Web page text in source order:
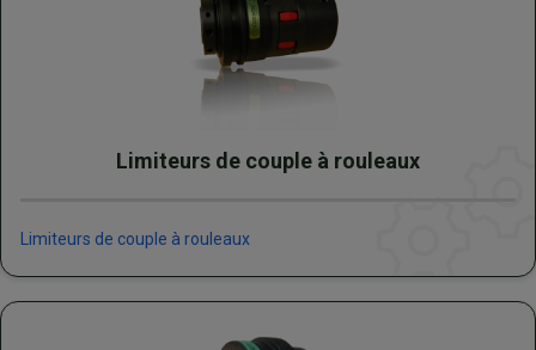
Limiteurs de couple à rouleaux
Limiteurs de couple à rouleaux